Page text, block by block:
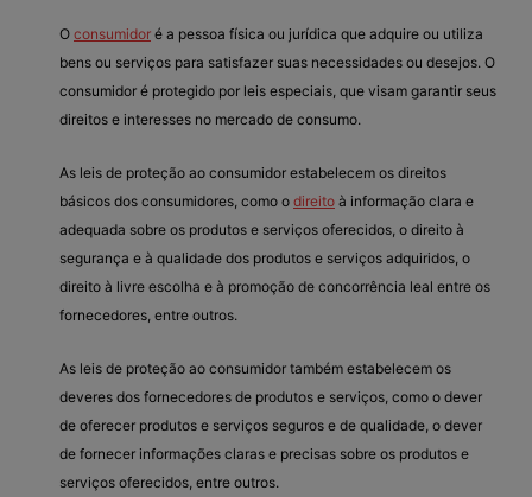
O consumidor é a pessoa física ou jurídica que adquire ou utiliza
bens ou serviços para satisfazer suas necessidades ou desejos. O
consumidor é protegido por leis especiais, que visam garantir seus
direitos e interesses no mercado de consumo.
As leis de proteção ao consumidor estabelecem os direitos
básicos dos consumidores, como o direito à informação clara e
adequada sobre os produtos e serviços oferecidos, o direito à
segurança e à qualidade dos produtos e serviços adquiridos, o
direito à livre escolha e à promoção de concorrência leal entre os
fornecedores, entre outros.
As leis de proteção ao consumidor também estabelecem os
deveres dos fornecedores de produtos e serviços, como o dever
de oferecer produtos e serviços seguros e de qualidade, o dever
de fornecer informações claras e precisas sobre os produtos e
serviços oferecidos, entre outros.